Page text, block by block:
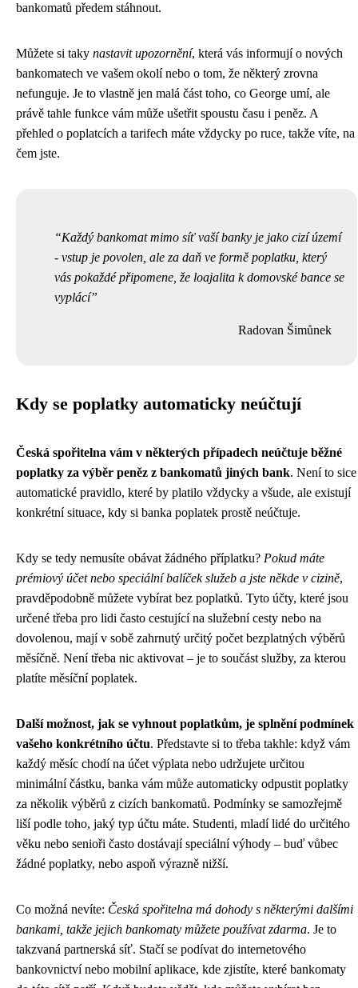
bankomatů předem stáhnout.
Můžete si taky nastavit upozornění, která vás informují o nových
bankomatech ve vašem okolí nebo o tom, že některý zrovna
nefunguje. Je to vlastně jen malá část toho, co George umí, ale
právě tahle funkce vám může ušetřit spoustu času i peněz. A
přehled o poplatcích a tarifech máte vždycky po ruce, takže víte, na
čem jste.
Každý bankomat mimo síť vaší banky je jako cizí území
- vstup je povolen, ale za daň ve formě poplatku, který
vás pokaždé připomene, že loajalita k domovské bance se
vyplácí
Radovan Šimůnek
Kdy se poplatky automaticky neúčtují
Česká spořitelna vám v některých případech neúčtuje běžné
poplatky za výběr peněz z bankomatů jiných bank. Není to sice
automatické pravidlo, které by platilo vždycky a všude, ale existují
konkrétní situace, kdy si banka poplatek prostě neúčtuje.
Kdy se tedy nemusíte obávat žádného příplatku? Pokud máte
prémiový účet nebo speciální balíček služeb a jste někde v cizině,
pravděpodobně můžete vybírat bez poplatků. Tyto účty, které jsou
určené třeba pro lidi často cestující na služební cesty nebo na
dovolenou, mají v sobě zahrnutý určitý počet bezplatných výběrů
měsíčně. Není třeba nic aktivovat – je to součást služby, za kterou
platíte měsíční poplatek.
Další možnost, jak se vyhnout poplatkům, je splnění podmínek
vašeho konkrétního účtu. Představte si to třeba takhle: když vám
každý měsíc chodí na účet výplata nebo udržujete určitou
minimální částku, banka vám může automaticky odpustit poplatky
za několik výběrů z cizích bankomatů. Podmínky se samozřejmě
liší podle toho, jaký typ účtu máte. Studenti, mladí lidé do určitého
věku nebo senioři často dostávají speciální výhody – buď vůbec
žádné poplatky, nebo aspoň výrazně nižší.
Co možná nevíte: Česká spořitelna má dohody s některými dalšími
bankami, takže jejich bankomaty můžete používat zdarma. Je to
takzvaná partnerská síť. Stačí se podívat do internetového
bankovnictví nebo mobilní aplikace, kde zjistíte, které bankomaty